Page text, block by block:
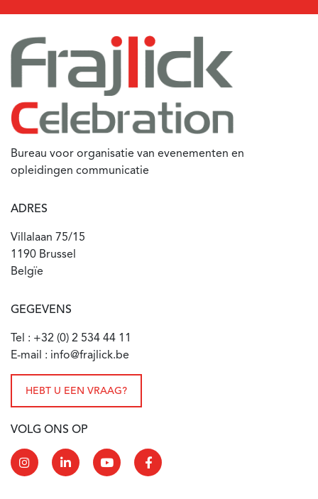
Bureau voor organisatie van evenementen en
opleidingen communicatie
ADRES
Villalaan 75/15
1190 Brussel
Belgïe
GEGEVENS
Tel : +32 (0) 2 534 44 11
E-mail : info@frajlick.be
HEBT U EEN VRAAG?
VOLG ONS OP